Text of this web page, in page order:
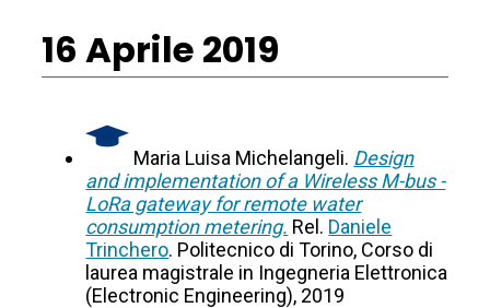
16 Aprile 2019
Maria Luisa Michelangeli. Design
and implementation of a Wireless M-bus -
LoRa gateway for remote water
consumption metering. Rel. Daniele
Trinchero. Politecnico di Torino, Corso di
laurea magistrale in Ingegneria Elettronica
(Electronic Engineering), 2019